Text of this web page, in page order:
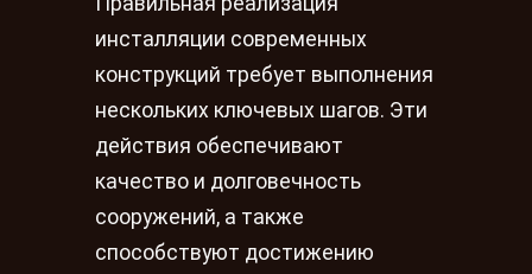
инсталляции современных
конструкций требует выполнения
нескольких ключевых шагов. Эти
действия обеспечивают
качество и долговечность
сооружений, а также
способствуют достижению